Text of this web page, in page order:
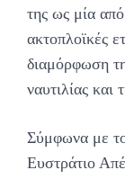
της ως μία από
ακτοπλοϊκές
διαμόρφωση
ναυτιλίας
Σύμφωνα με
Ευστράτιο